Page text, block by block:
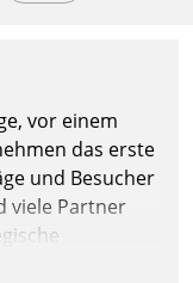
vor einem
das erste
und Besucher
viele Partner